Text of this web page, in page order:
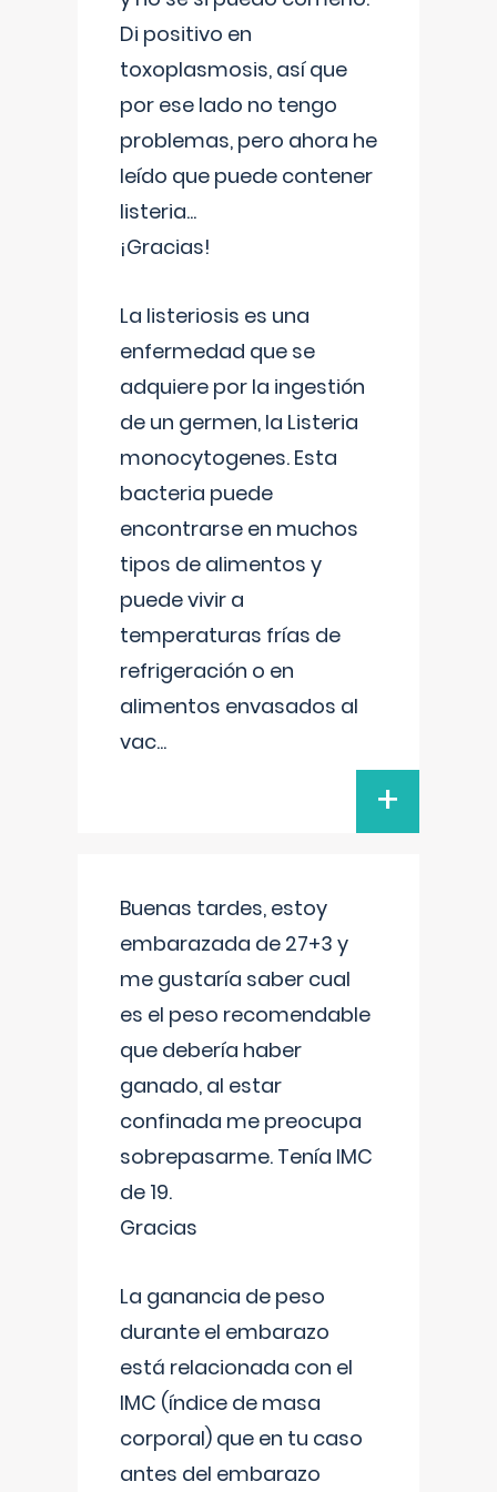
Di positivo en
toxoplasmosis, así que
por ese lado no tengo
problemas, pero ahora he
leído que puede contener
listeria...
¡Gracias!
La listeriosis es una
enfermedad que se
adquiere por la ingestión
de un germen, la Listeria
monocytogenes. Esta
bacteria puede
encontrarse en muchos
tipos de alimentos y
puede vivir a
temperaturas frías de
refrigeración o en
alimentos envasados al
vac...
+
Buenas tardes, estoy
embarazada de 27+3 y
me gustaría saber cual
es el peso recomendable
que debería haber
ganado, al estar
confinada me preocupa
sobrepasarme. Tenía IMC
de 19.
Gracias
La ganancia de peso
durante el embarazo
está relacionada con el
IMC (índice de masa
corporal) que en tu caso
antes del embarazo